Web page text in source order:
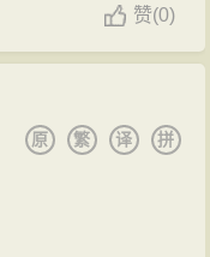
赞(0)
拼
译
繁
原